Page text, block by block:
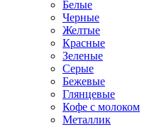
Белые
Черные
Желтые
Красные
Зеленые
Серые
Бежевые
Глянцевые
Кофе с молоком
Металлик